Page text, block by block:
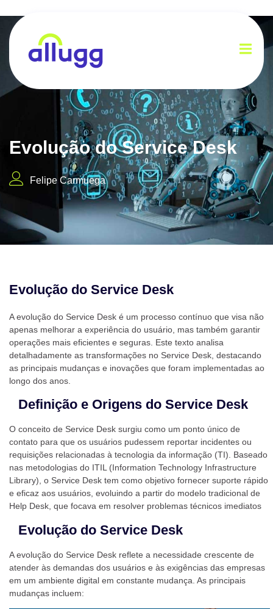
Evolução do Service Desk
Felipe Carmuega
Evolução do Service Desk
A evolução do Service Desk é um processo contínuo que visa não
apenas melhorar a experiência do usuário, mas também garantir
operações mais eficientes e seguras. Este texto analisa
detalhadamente as transformações no Service Desk, destacando
as principais mudanças e inovações que foram implementadas ao
longo dos anos.
Definição e Origens do Service Desk
O conceito de Service Desk surgiu como um ponto único de
contato para que os usuários pudessem reportar incidentes ou
requisições relacionadas à tecnologia da informação (TI). Baseado
nas metodologias do ITIL (Information Technology Infrastructure
Library), o Service Desk tem como objetivo fornecer suporte rápido
e eficaz aos usuários, evoluindo a partir do modelo tradicional de
Help Desk, que focava em resolver problemas técnicos imediatos
Evolução do Service Desk
A evolução do Service Desk reflete a necessidade crescente de
atender às demandas dos usuários e às exigências das empresas
em um ambiente digital em constante mudança. As principais
mudanças incluem: